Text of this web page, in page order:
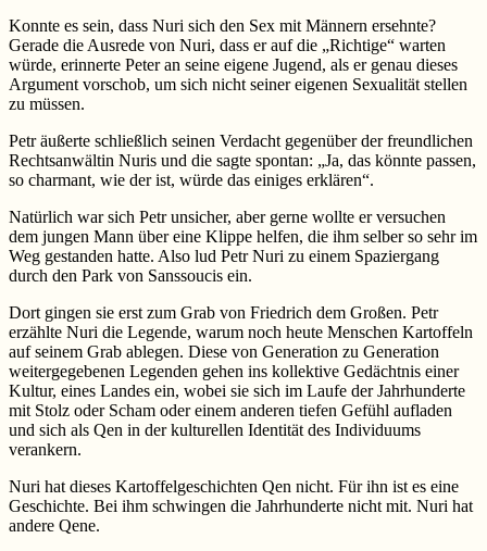
Konnte es sein, dass Nuri sich den Sex mit Männern ersehnte?
Gerade die Ausrede von Nuri, dass er auf die „Richtige“ warten
würde, erinnerte Peter an seine eigene Jugend, als er genau dieses
Argument vorschob, um sich nicht seiner eigenen Sexualität stellen
zu müssen.
Petr äußerte schließlich seinen Verdacht gegenüber der freundlichen
Rechtsanwältin Nuris und die sagte spontan: „Ja, das könnte passen,
so charmant, wie der ist, würde das einiges erklären“.
Natürlich war sich Petr unsicher, aber gerne wollte er versuchen
dem jungen Mann über eine Klippe helfen, die ihm selber so sehr im
Weg gestanden hatte. Also lud Petr Nuri zu einem Spaziergang
durch den Park von Sanssoucis ein.
Dort gingen sie erst zum Grab von Friedrich dem Großen. Petr
erzählte Nuri die Legende, warum noch heute Menschen Kartoffeln
auf seinem Grab ablegen. Diese von Generation zu Generation
weitergegebenen Legenden gehen ins kollektive Gedächtnis einer
Kultur, eines Landes ein, wobei sie sich im Laufe der Jahrhunderte
mit Stolz oder Scham oder einem anderen tiefen Gefühl aufladen
und sich als Qen in der kulturellen Identität des Individuums
verankern.
Nuri hat dieses Kartoffelgeschichten Qen nicht. Für ihn ist es eine
Geschichte. Bei ihm schwingen die Jahrhunderte nicht mit. Nuri hat
andere Qene.